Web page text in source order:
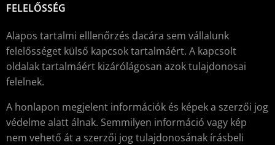
FELELŐSSÉG
Alapos tartalmi elllenőrzés dacára sem vállalunk
felelősséget külső kapcsok tartalmáért. A kapcsolt
oldalak tartalmáért kizárólágosan azok tulajdonosai
felelnek.
A honlapon megjelent információk és képek a szerzői jog
védelme alatt álnak. Semmilyen információ vagy kép
nem vehető át a szerzői jog tulajdonosának írásbeli